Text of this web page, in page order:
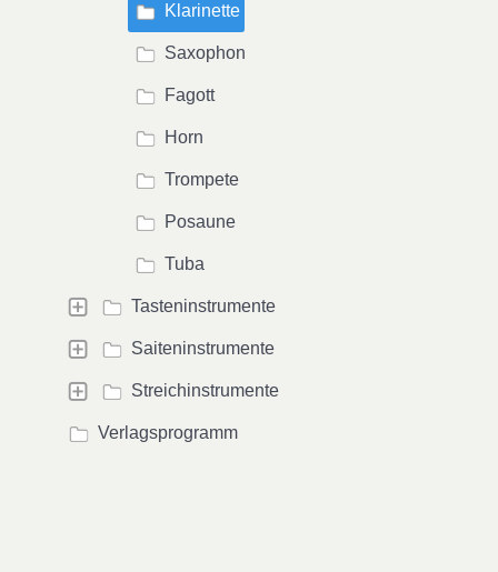
Klarinette
Saxophon
Fagott
Horn
Trompete
Posaune
Tuba
Tasteninstrumente
Saiteninstrumente
Streichinstrumente
Verlagsprogramm